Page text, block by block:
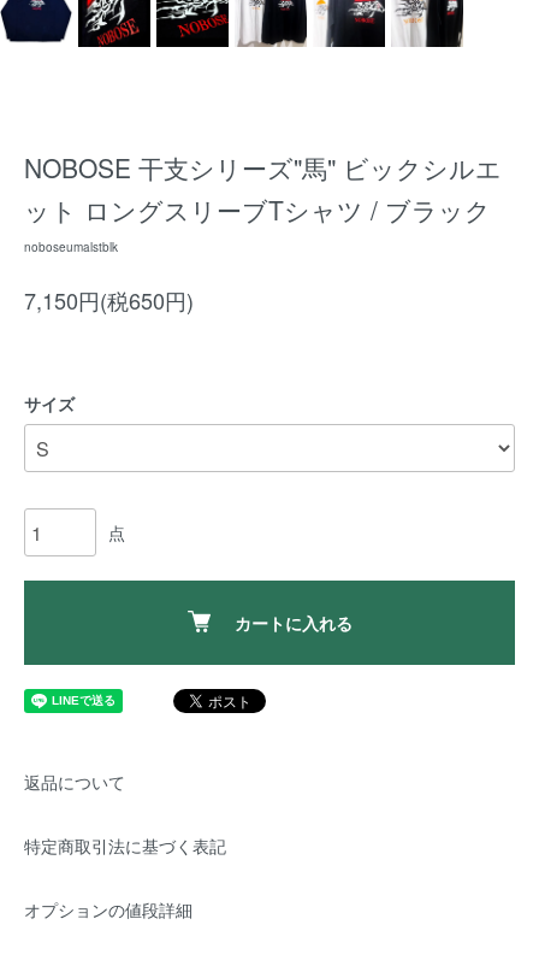
NOBOSE 干支シリーズ"馬" ビックシルエ
ット ロングスリーブTシャツ / ブラック
noboseumalstblk
7,150円(税650円)
サイズ
点
カートに入れる
返品について
特定商取引法に基づく表記
オプションの値段詳細